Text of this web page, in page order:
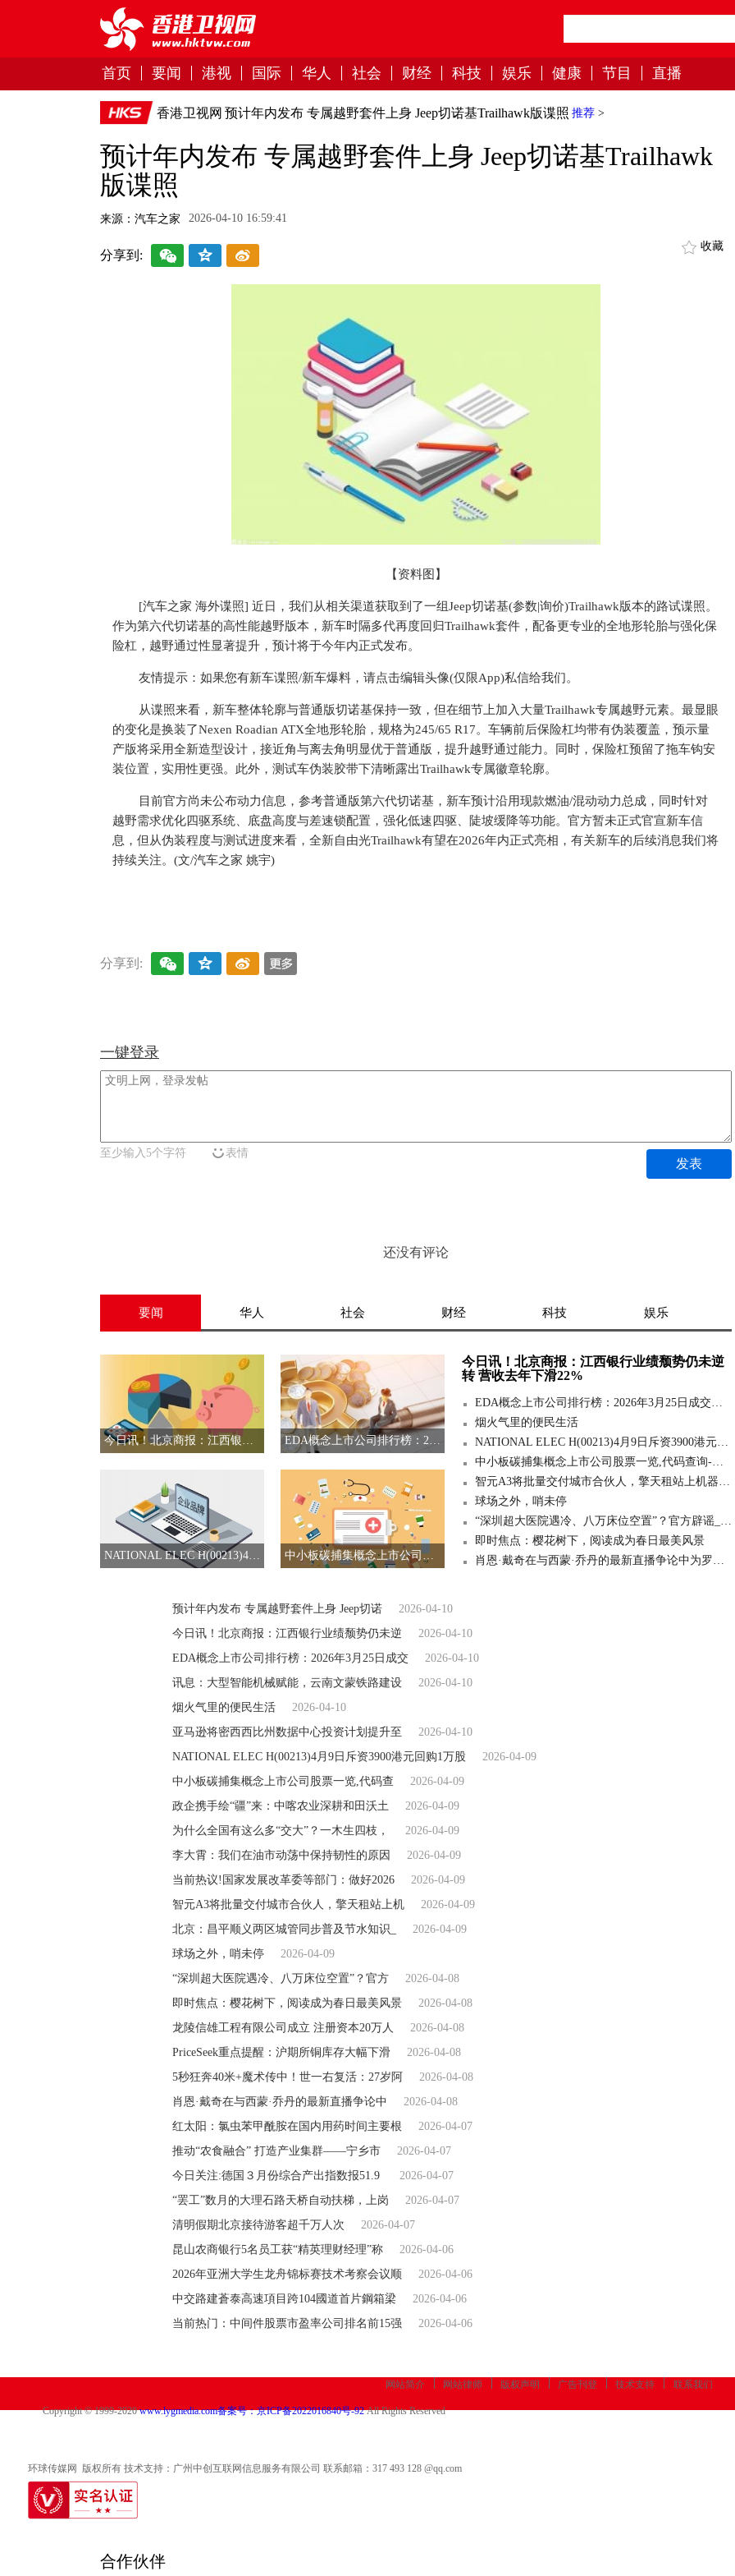
首页 要闻 港视 国际 华人 社会 财经 科技 娱乐 健康 节目 直播
香港卫视网 推荐 >
预计年内发布 专属越野套件上身 Jeep切诺基Trailhawk版谍照
预计年内发布 专属越野套件上身 Jeep切诺基Trailhawk
版谍照
来源：汽车之家 2026-04-10 16:59:41
分享到:
收藏
【资料图】
[汽车之家 海外谍照] 近日，我们从相关渠道获取到了一组Jeep切诺基(参数|询价)Trailhawk版本的路试谍照。
作为第六代切诺基的高性能越野版本，新车时隔多代再度回归Trailhawk套件，配备更专业的全地形轮胎与强化保
险杠，越野通过性显著提升，预计将于今年内正式发布。
友情提示：如果您有新车谍照/新车爆料，请点击编辑头像(仅限App)私信给我们。
从谍照来看，新车整体轮廓与普通版切诺基保持一致，但在细节上加入大量Trailhawk专属越野元素。最显眼
的变化是换装了Nexen Roadian ATX全地形轮胎，规格为245/65 R17。车辆前后保险杠均带有伪装覆盖，预示量
产版将采用全新造型设计，接近角与离去角明显优于普通版，提升越野通过能力。同时，保险杠预留了拖车钩安
装位置，实用性更强。此外，测试车伪装胶带下清晰露出Trailhawk专属徽章轮廓。
目前官方尚未公布动力信息，参考普通版第六代切诺基，新车预计沿用现款燃油/混动动力总成，同时针对
越野需求优化四驱系统、底盘高度与差速锁配置，强化低速四驱、陡坡缓降等功能。官方暂未正式官宣新车信
息，但从伪装程度与测试进度来看，全新自由光Trailhawk有望在2026年内正式亮相，有关新车的后续消息我们将
持续关注。(文/汽车之家 姚宇)
分享到:
一键登录
至少输入5个字符 表情
发表
还没有评论
要闻 华人 社会 财经 科技 娱乐
今日讯！北京商报：江西银行业绩颓势仍未逆转 营收去年下滑22% EDA概念上市公司排行榜：2026年3月25日成交额前10名单 今日热门
NATIONAL ELEC H(00213)4月9日斥资3900港元回购1万股 中小板碳捕集概念上市公司股票一览,代码查询-最资讯
今日讯！北京商报：江西银行业绩颓势仍未逆
转 营收去年下滑22%
EDA概念上市公司排行榜：2026年3月25日成交额前10名单 今日热门
烟火气里的便民生活
NATIONAL ELEC H(00213)4月9日斥资3900港元回购1万股
中小板碳捕集概念上市公司股票一览,代码查询-最资讯
智元A3将批量交付城市合伙人，擎天租站上机器人新品商业化前台|今日观点
球场之外，哨未停
“深圳超大医院遇冷、八万床位空置”？官方辟谣_速看
即时焦点：樱花树下，阅读成为春日最美风景
肖恩·戴奇在与西蒙·乔丹的最新直播争论中为罗布·爱德华兹转会狼队辩护
预计年内发布 专属越野套件上身 Jeep切诺
2026-04-10
今日讯！北京商报：江西银行业绩颓势仍未逆
2026-04-10
EDA概念上市公司排行榜：2026年3月25日成交
2026-04-10
讯息：大型智能机械赋能，云南文蒙铁路建设
2026-04-10
烟火气里的便民生活
2026-04-10
亚马逊将密西西比州数据中心投资计划提升至
2026-04-10
NATIONAL ELEC H(00213)4月9日斥资3900港元回购1万股
2026-04-09
中小板碳捕集概念上市公司股票一览,代码查
2026-04-09
政企携手绘“疆”来：中喀农业深耕和田沃土
2026-04-09
为什么全国有这么多“交大”？一木生四枝，
2026-04-09
李大霄：我们在油市动荡中保持韧性的原因
2026-04-09
当前热议!国家发展改革委等部门：做好2026
2026-04-09
智元A3将批量交付城市合伙人，擎天租站上机
2026-04-09
北京：昌平顺义两区城管同步普及节水知识_
2026-04-09
球场之外，哨未停
2026-04-09
“深圳超大医院遇冷、八万床位空置”？官方
2026-04-08
即时焦点：樱花树下，阅读成为春日最美风景
2026-04-08
龙陵信雄工程有限公司成立 注册资本20万人
2026-04-08
PriceSeek重点提醒：沪期所铜库存大幅下滑
2026-04-08
5秒狂奔40米+魔术传中！世一右复活：27岁阿
2026-04-08
肖恩·戴奇在与西蒙·乔丹的最新直播争论中
2026-04-08
红太阳：氯虫苯甲酰胺在国内用药时间主要根
2026-04-07
推动“农食融合” 打造产业集群——宁乡市
2026-04-07
今日关注:德国３月份综合产出指数报51.9
2026-04-07
“罢工”数月的大理石路天桥自动扶梯，上岗
2026-04-07
清明假期北京接待游客超千万人次
2026-04-07
昆山农商银行5名员工获“精英理财经理”称
2026-04-06
2026年亚洲大学生龙舟锦标赛技术考察会议顺
2026-04-06
中交路建蒼泰高速項目跨104國道首片鋼箱梁
2026-04-06
当前热门：中间件股票市盈率公司排名前15强
2026-04-06
网站简介 网站律师 版权声明 广告刊登 技术支持 联系我们
Copyright © 1999-2020www.lygmedia.com备案号：京ICP备2022016840号-92All Rights Reserved
环球传媒网 版权所有 技术支持：广州中创互联网信息服务有限公司 联系邮箱：317 493 128 @qq.com
合作伙伴